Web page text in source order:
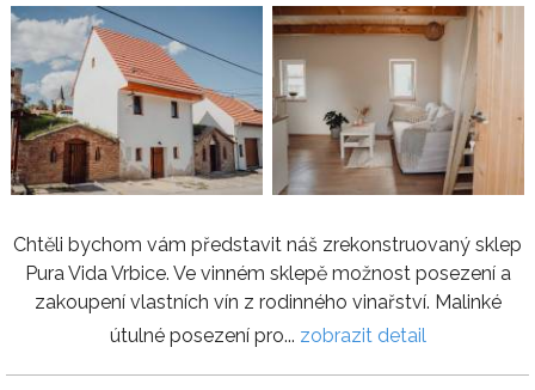
Chtěli bychom vám představit náš zrekonstruovaný sklep
Pura Vida Vrbice. Ve vinném sklepě možnost posezení a
zakoupení vlastních vín z rodinného vinařství. Malinké
útulné posezení pro... zobrazit detail